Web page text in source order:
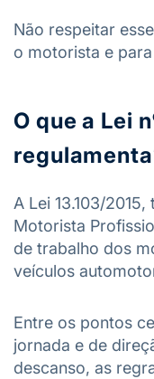
Não respeitar
o motorista e
O que a Lei
A Lei 13.103/
Motorista
de trabalho dos
veículos
Entre os pontos
jornada e de
descanso, as